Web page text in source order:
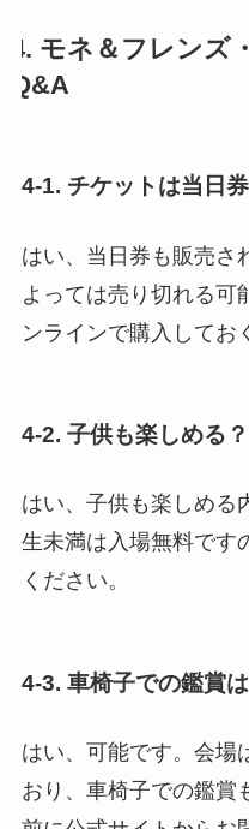
4. モネ＆フレンズ
Q&A
4-1. チケットは当日
はい、当日券も販売さ
よっては売り切れる可
ンラインで購入してお
4-2. 子供も楽しめる？
はい、子供も楽しめる
生未満は入場無料です
ください。
4-3. 車椅子での鑑賞
はい、可能です。会場
おり、車椅子での鑑賞